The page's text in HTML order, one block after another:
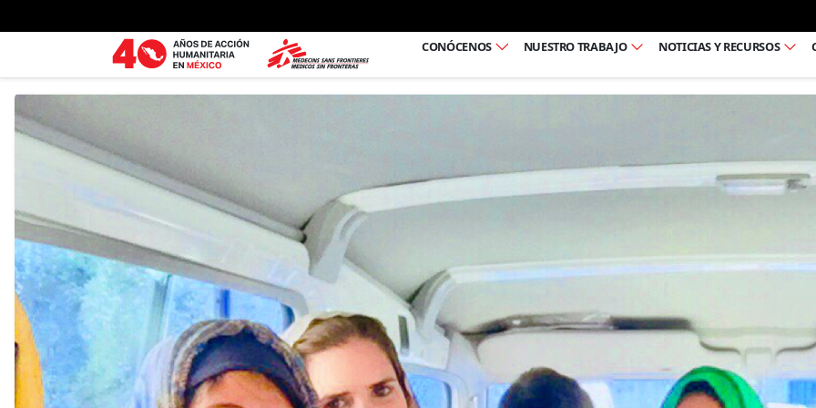
CONÓCENOS
NUESTRO TRABAJO NOTICIAS Y RECURSOS